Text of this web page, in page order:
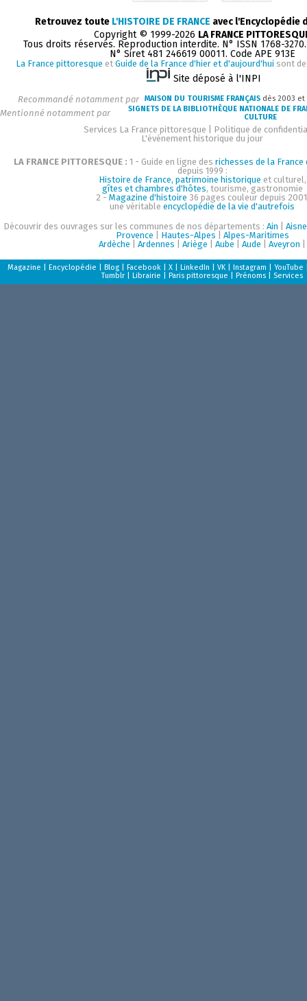
Retrouvez toute L'HISTOIRE DE FRANCE avec l'Encyclopédie
Copyright © 1999-2026 LA FRANCE
Tous droits réservés. Reproduction interdite. N° ISSN 1768-
N° Siret 481 246619 00011. Code APE 913E
La France pittoresque et Guide de la France d'hier et d'aujourd'hui sont
Site déposé à l'INPI
Recommandé notamment par MAISON DU TOURISME FRANÇAIS dès 2003 et
Mentionné notamment par
SIGNETS DE LA BIBLIOTHÈQUE NATIONALE DE
CULTURE
Services La France pittoresque
Politique de
L'événement historique du jour
LA FRANCE PITTORESQUE : 1 - Guide en ligne des richesses de la
depuis 1999 :
Histoire de France, patrimoine historique et culturel,
gîtes et chambres d'hôtes, tourisme, gastronomie
2 - Magazine d'histoire 36 pages couleur depuis
une véritable encyclopédie de la vie d'autrefois
Découvrir des ouvrages sur les communes de nos départements : Ain
Aisne
Provence
Hautes-Alpes
Alpes-Maritimes
Ardèche
Ardennes Ariège Aube Aude Aveyron
Magazine Encyclopédie Blog Facebook X LinkedIn VK Instagram YouTube
Tumblr
Librairie Paris pittoresque Prénoms Services